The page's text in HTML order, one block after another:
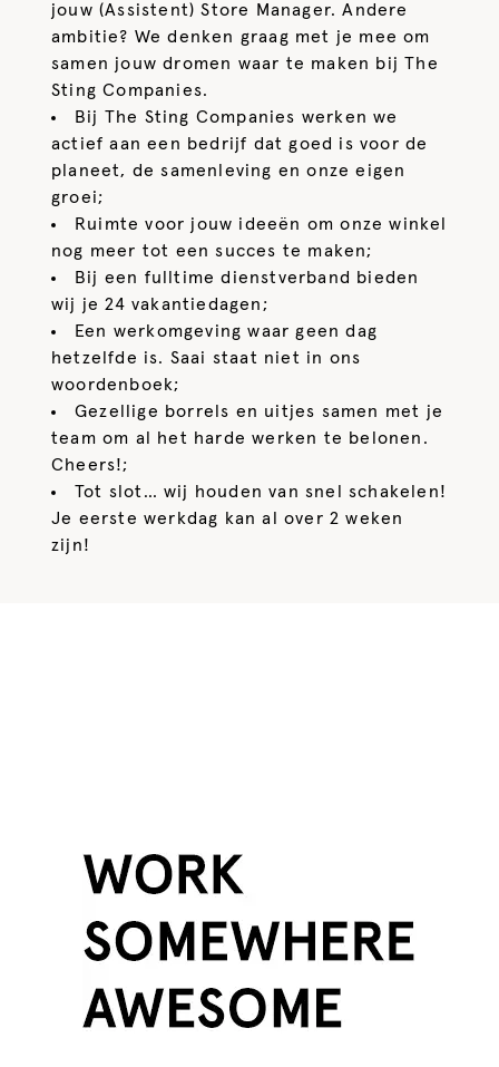
jouw (Assistent) Store Manager. Andere
ambitie? We denken graag met je mee om
samen jouw dromen waar te maken bij The
Sting Companies.
Bij The Sting Companies werken we
actief aan een bedrijf dat goed is voor de
planeet, de samenleving en onze eigen
groei;
Ruimte voor jouw ideeën om onze winkel
nog meer tot een succes te maken;
Bij een fulltime dienstverband bieden
wij je 24 vakantiedagen;
Een werkomgeving waar geen dag
hetzelfde is. Saai staat niet in ons
woordenboek;
Gezellige borrels en uitjes samen met je
team om al het harde werken te belonen.
Cheers!;
Tot slot… wij houden van snel schakelen!
Je eerste werkdag kan al over 2 weken
zijn!